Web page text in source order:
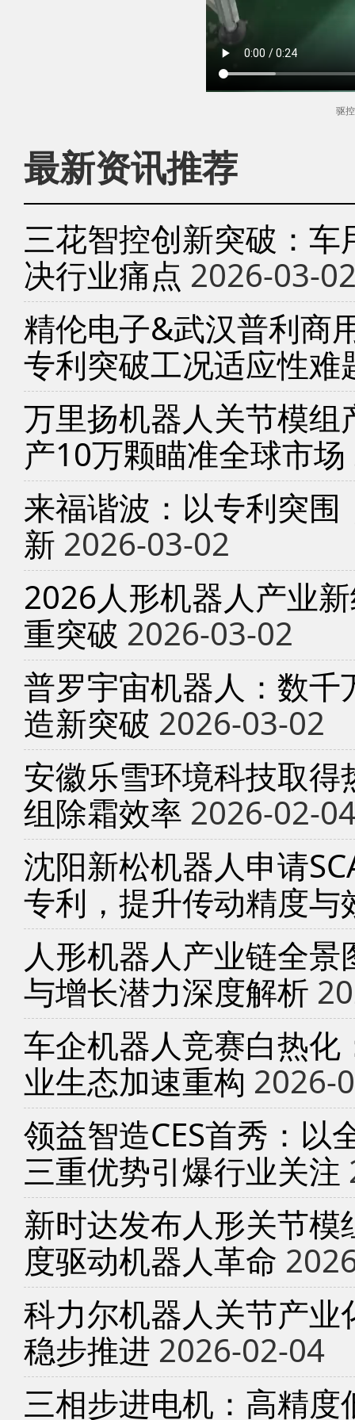
驱
最新资讯推荐
三花智控创新突破：
决行业痛点 2026-03-
精伦电子&武汉普利商
专利突破工况适应性难
万里扬机器人关节模
产10万颗瞄准全球市场
来福谐波：以专利突
新 2026-03-02
2026人形机器人产业
重突破 2026-03-02
普罗宇宙机器人：数
造新突破 2026-03-02
安徽乐雪环境科技取
组除霜效率 2026-02-
沈阳新松机器人申请
专利，提升传动精度与
人形机器人产业链全
与增长潜力深度解析
车企机器人竞赛白热
业生态加速重构 2026-
领益智造CES首秀：以
三重优势引爆行业关注
新时达发布人形关节
度驱动机器人革命
科力尔机器人关节产
稳步推进 2026-02-04
三相步进电机：高精